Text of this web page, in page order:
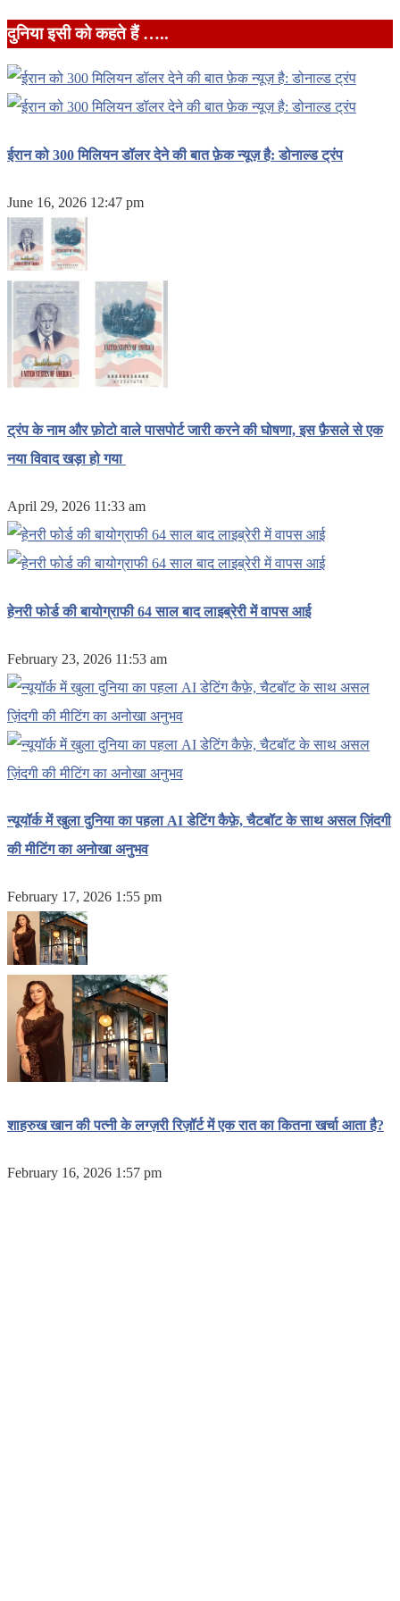
दुनिया इसी को कहते हैं …..
ईरान को 300 मिलियन डॉलर देने की बात फ़ेक न्यूज़ है: डोनाल्ड ट्रंप
June 16, 2026 12:47 pm
ट्रंप के नाम और फ़ोटो वाले पासपोर्ट जारी करने की घोषणा, इस फ़ैसले से एक
नया विवाद खड़ा हो गया
April 29, 2026 11:33 am
हेनरी फोर्ड की बायोग्राफी 64 साल बाद लाइब्रेरी में वापस आई
February 23, 2026 11:53 am
न्यूयॉर्क में खुला दुनिया का पहला AI डेटिंग कैफ़े, चैटबॉट के साथ असल ज़िंदगी
की मीटिंग का अनोखा अनुभव
February 17, 2026 1:55 pm
शाहरुख खान की पत्नी के लग्ज़री रिज़ॉर्ट में एक रात का कितना खर्चा आता है?
February 16, 2026 1:57 pm